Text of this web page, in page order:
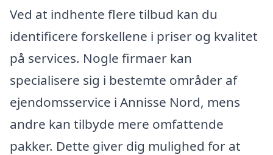
Ved at indhente flere tilbud kan du
identificere forskellene i priser og kvalitet
på services. Nogle firmaer kan
specialisere sig i bestemte områder af
ejendomsservice i Annisse Nord, mens
andre kan tilbyde mere omfattende
pakker. Dette giver dig mulighed for at